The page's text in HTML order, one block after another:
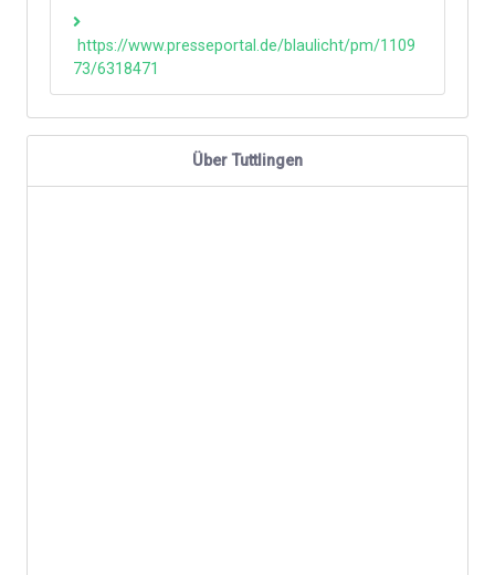
https://www.presseportal.de/blaulicht/pm/1109
73/6318471
Über Tuttlingen